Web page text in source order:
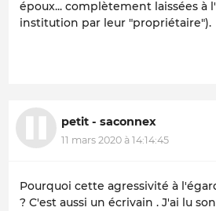
époux... complètement laissées à
institution par leur "propriétaire").
petit - saconnex
11 mars 2020 à 14:14:45
Pourquoi cette agressivité à
? C'est aussi un écrivain . J'ai lu